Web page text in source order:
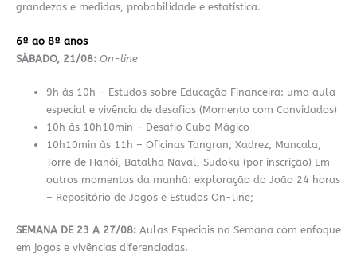
grandezas e medidas, probabilidade e estatística.
6º ao 8º anos
SÁBADO, 21/08: On-line
9h às 10h – Estudos sobre Educação Financeira: uma aula
especial e vivência de desafios (Momento com Convidados)
10h às 10h10min – Desafio Cubo Mágico
10h10min às 11h – Oficinas Tangran, Xadrez, Mancala,
Torre de Hanói, Batalha Naval, Sudoku (por inscrição) Em
outros momentos da manhã: exploração do João 24 horas
– Repositório de Jogos e Estudos On-line;
SEMANA DE 23 A 27/08: Aulas Especiais na Semana com enfoque
em jogos e vivências diferenciadas.